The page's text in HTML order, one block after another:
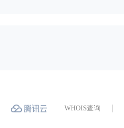
WHOIS查询